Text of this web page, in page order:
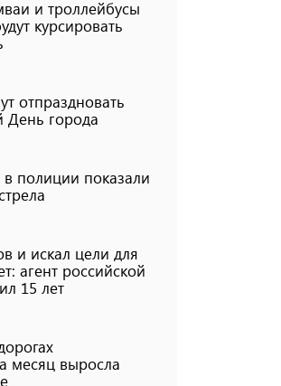
и троллейбусы
курсировать
отпраздновать
День города
полиции показали
и искал цели для
агент российской
15 лет
месяц выросла